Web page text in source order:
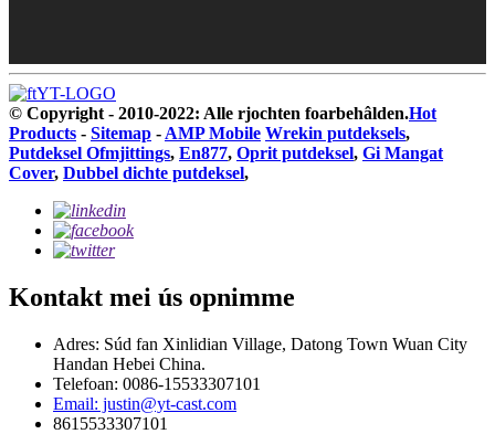
© Copyright - 2010-2022: Alle rjochten foarbehâlden.Hot
Products - Sitemap - AMP Mobile Wrekin putdeksels,
Putdeksel Ofmjittings, En877, Oprit putdeksel, Gi Mangat
Cover, Dubbel dichte putdeksel,
Kontakt mei ús opnimme
Adres: Súd fan Xinlidian Village, Datong Town Wuan City
Handan Hebei China.
Telefoan: 0086-15533307101
Email: justin@yt-cast.com
8615533307101